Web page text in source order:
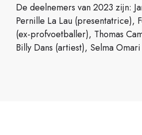
De deelnemers van 2023 zijn:
Pernille La Lau (presentatrice),
(ex-profvoetballer), Thomas
Billy Dans (artiest), Selma